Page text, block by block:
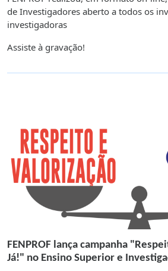
de Investigadores aberto a todos os
investigadoras
Assiste à gravação!
FENPROF lança campanha
Já!" no Ensino Superior e